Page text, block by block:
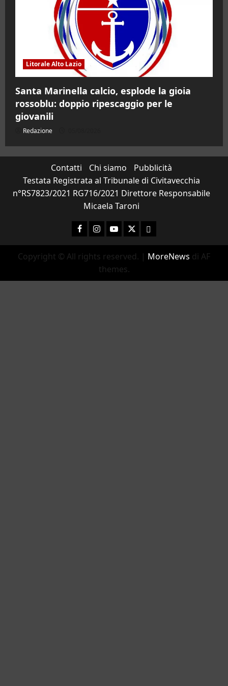
Litorale Alto Lazio
Santa Marinella calcio, esplode la gioia
rossoblu: doppio ripescaggio per le
giovanili
Redazione
Contatti Chi siamo
Pubblicità
Testata Registrata al Tribunale di Civitavecchia
n°RS7823/2021 RG716/2021 Direttore Responsabile
Micaela Taroni
Facebook
Instagram
YouTubeTwitterEmail
Copyright © All rights reserved. | MoreNews di AF
themes.